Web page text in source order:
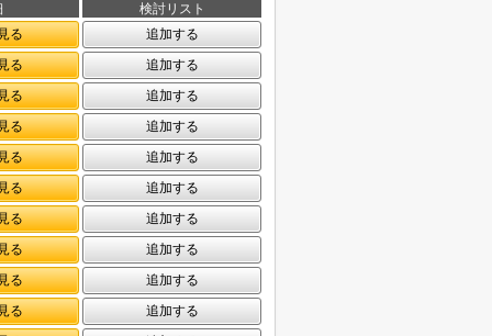
検討リスト
る
追加する
る
追加する
る
追加する
る
追加する
る
追加する
る
追加する
る
追加する
る
追加する
る
追加する
る
追加する